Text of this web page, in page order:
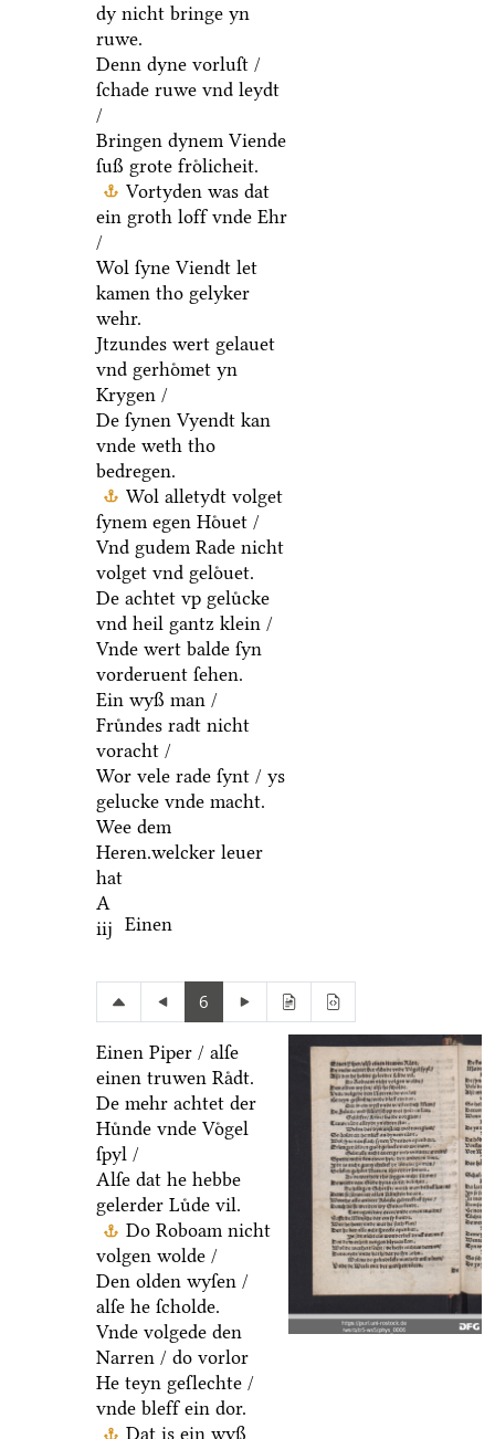
dy nicht bringe yn
ruwe.
Denn dyne vorluſt /
ſchade ruwe vnd leydt
/
Bringen dynem Viende
ſuß grote froͤlicheit.
Vortyden was dat
ein groth loff vnde Ehr
/
Wol ſyne Viendt let
kamen tho gelyker
wehr.
Jtzundes wert gelauet
vnd gerhoͤmet yn
Krygen /
De ſynen Vyendt kan
vnde weth tho
bedregen.
Wol alletydt volget
ſynem egen Hoͤuet /
Vnd gudem Rade nicht
volget vnd geloͤuet.
De achtet vp geluͤcke
vnd heil gantz klein /
Vnde wert balde ſyn
vorderuent ſehen.
Ein wyß man /
Fruͤndes radt nicht
voracht /
Wor vele rade ſynt / ys
gelucke vnde macht.
Wee dem
Heren.welcker leuer
hat
A
iij Einen
6
Einen Piper / alſe
einen truwen Raͤdt.
De mehr achtet der
Huͤnde vnde Voͤgel
ſpyl /
Alſe dat he hebbe
gelerder Luͤde vil.
Do Roboam nicht
volgen wolde /
Den olden wyſen /
alſe he ſcholde.
Vnde volgede den
Narren / do vorlor
He teyn geſlechte /
vnde bleff ein dor.
Dat is ein wyß